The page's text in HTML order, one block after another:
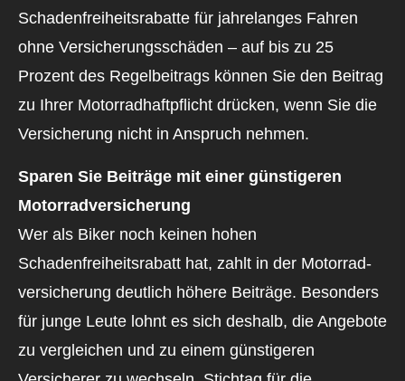
Schadenfreiheitsrabatte für jahrelanges Fahren
ohne Versicherungsschäden – auf bis zu 25
Prozent des Regelbeitrags können Sie den Beitrag
zu Ihrer Motorradhaftpflicht drücken, wenn Sie die
Versicherung nicht in Anspruch nehmen.
Sparen Sie Beiträge mit einer günstigeren
Motor­rad­ver­sicherung
Wer als Biker noch keinen hohen
Schadenfreiheitsrabatt hat, zahlt in der Motor­rad­
ver­sicherung deutlich höhere Beiträge. Besonders
für junge Leute lohnt es sich deshalb, die Angebote
zu ver­gleichen und zu einem günstigeren